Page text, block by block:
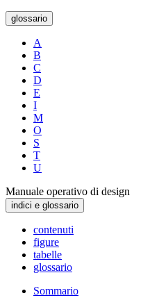
glossario
A
B
C
D
E
I
M
O
S
T
U
Manuale operativo di design
indici e glossario
contenuti
figure
tabelle
glossario
Sommario